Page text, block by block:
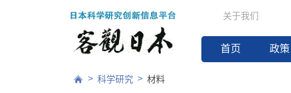
关于我们
首页 政策
> 科学研究 > 材料